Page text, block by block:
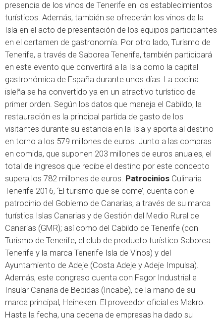
presencia de los vinos de Tenerife en los establecimientos
turísticos. Además, también se ofrecerán los vinos de la
Isla en el acto de presentación de los equipos participantes
en el certamen de gastronomía. Por otro lado, Turismo de
Tenerife, a través de Saborea Tenerife, también participará
en este evento que convertirá a la Isla como la capital
gastronómica de España durante unos días. La cocina
isleña se ha convertido ya en un atractivo turístico de
primer orden. Según los datos que maneja el Cabildo, la
restauración es la principal partida de gasto de los
visitantes durante su estancia en la Isla y aporta al destino
en torno a los 579 millones de euros. Junto a las compras
en comida, que suponen 203 millones de euros anuales, el
total de ingresos que recibe el destino por este concepto
supera los 782 millones de euros. Patrocinios Culinaria
Tenerife 2016, ‘El turismo que se come’, cuenta con el
patrocinio del Gobierno de Canarias, a través de su marca
turística Islas Canarias y de Gestión del Medio Rural de
Canarias (GMR); así como del Cabildo de Tenerife (con
Turismo de Tenerife, el club de producto turístico Saborea
Tenerife y la marca Tenerife Isla de Vinos) y del
Ayuntamiento de Adeje (Costa Adeje y Adeje Impulsa).
Además, este congreso cuenta con Fagor Industrial e
Insular Canaria de Bebidas (Incabe), de la mano de su
marca principal, Heineken. El proveedor oficial es Makro.
Hasta la fecha, una decena de empresas ha dado su